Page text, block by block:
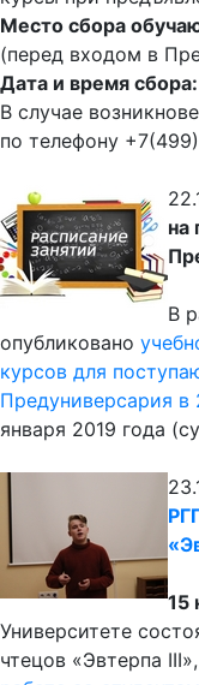
Место сбора
(перед входом в
Дата и время сбора:
В случае
по телефону
на
В
опубликовано
курсов для
Предуниверсария в
января 2019 года
15
Университете
чтецов «Эвтерпа